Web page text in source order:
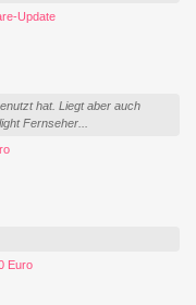
Update
hat. Liegt aber auch
Fernseher...
Euro